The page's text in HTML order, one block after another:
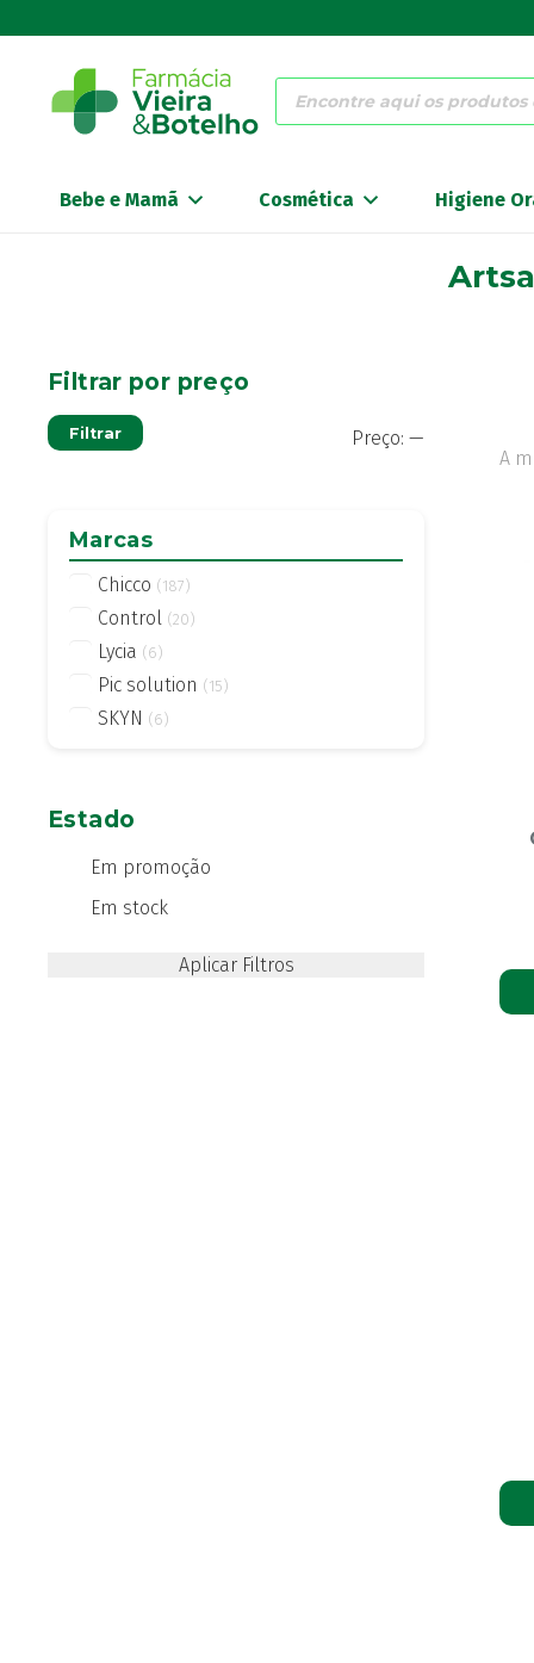
Products
search
Bebe e Mamã Cosmética Higiene
A
Filtrar por preço
Filtrar Preço: —
Marcas
Chicco (187)
Control (20)
Lycia (6)
Pic solution (15)
SKYN (6)
Estado
Em promoção
Em stock